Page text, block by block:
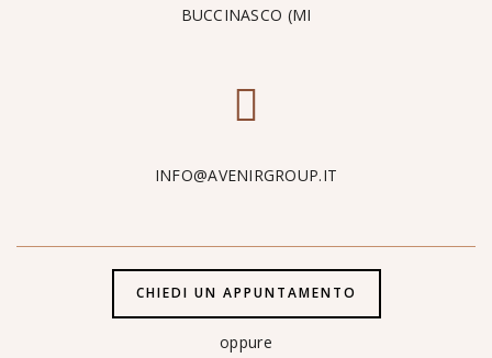
BUCCINASCO (MI
INFO@AVENIRGROUP.IT
CHIEDI UN APPUNTAMENTO
oppure